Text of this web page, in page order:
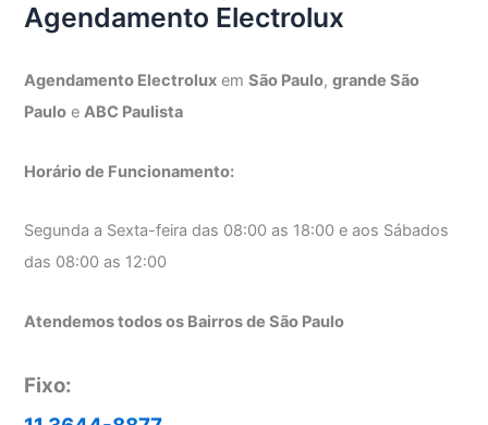
Agendamento Electrolux
Agendamento Electrolux emSão Paulo,grande São
Paulo eABC Paulista
Horário de Funcionamento:
Segunda a Sexta-feira das 08:00 as 18:00 e aos Sábados
das 08:00 as 12:00
Atendemos todos os Bairros de São Paulo
Fixo: